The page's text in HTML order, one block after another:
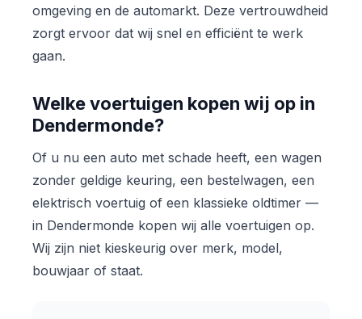
omgeving en de automarkt. Deze vertrouwdheid
zorgt ervoor dat wij snel en efficiënt te werk
gaan.
Welke voertuigen kopen wij op in
Dendermonde?
Of u nu een auto met schade heeft, een wagen
zonder geldige keuring, een bestelwagen, een
elektrisch voertuig of een klassieke oldtimer —
in Dendermonde kopen wij alle voertuigen op.
Wij zijn niet kieskeurig over merk, model,
bouwjaar of staat.